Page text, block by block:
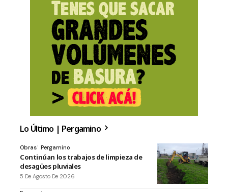
Lo Último | Pergamino
Obras Pergamino
Continúan los trabajos de limpieza de
desagües pluviales
5 De Agosto De 2026